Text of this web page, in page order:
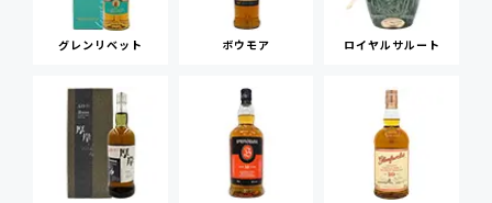
グレンリベット ボウモア ロイヤルサルート